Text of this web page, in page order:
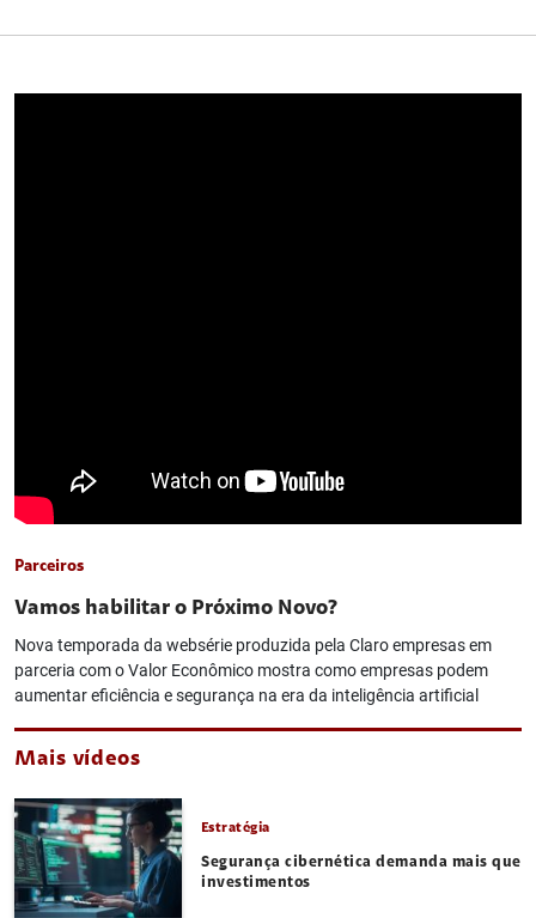
Parceiros
Vamos habilitar o Próximo Novo?
Nova temporada da websérie produzida pela Claro empresas em
parceria com o Valor Econômico mostra como empresas podem
aumentar eficiência e segurança na era da inteligência artificial
Mais vídeos
Estratégia
Segurança cibernética demanda mais que
investimentos